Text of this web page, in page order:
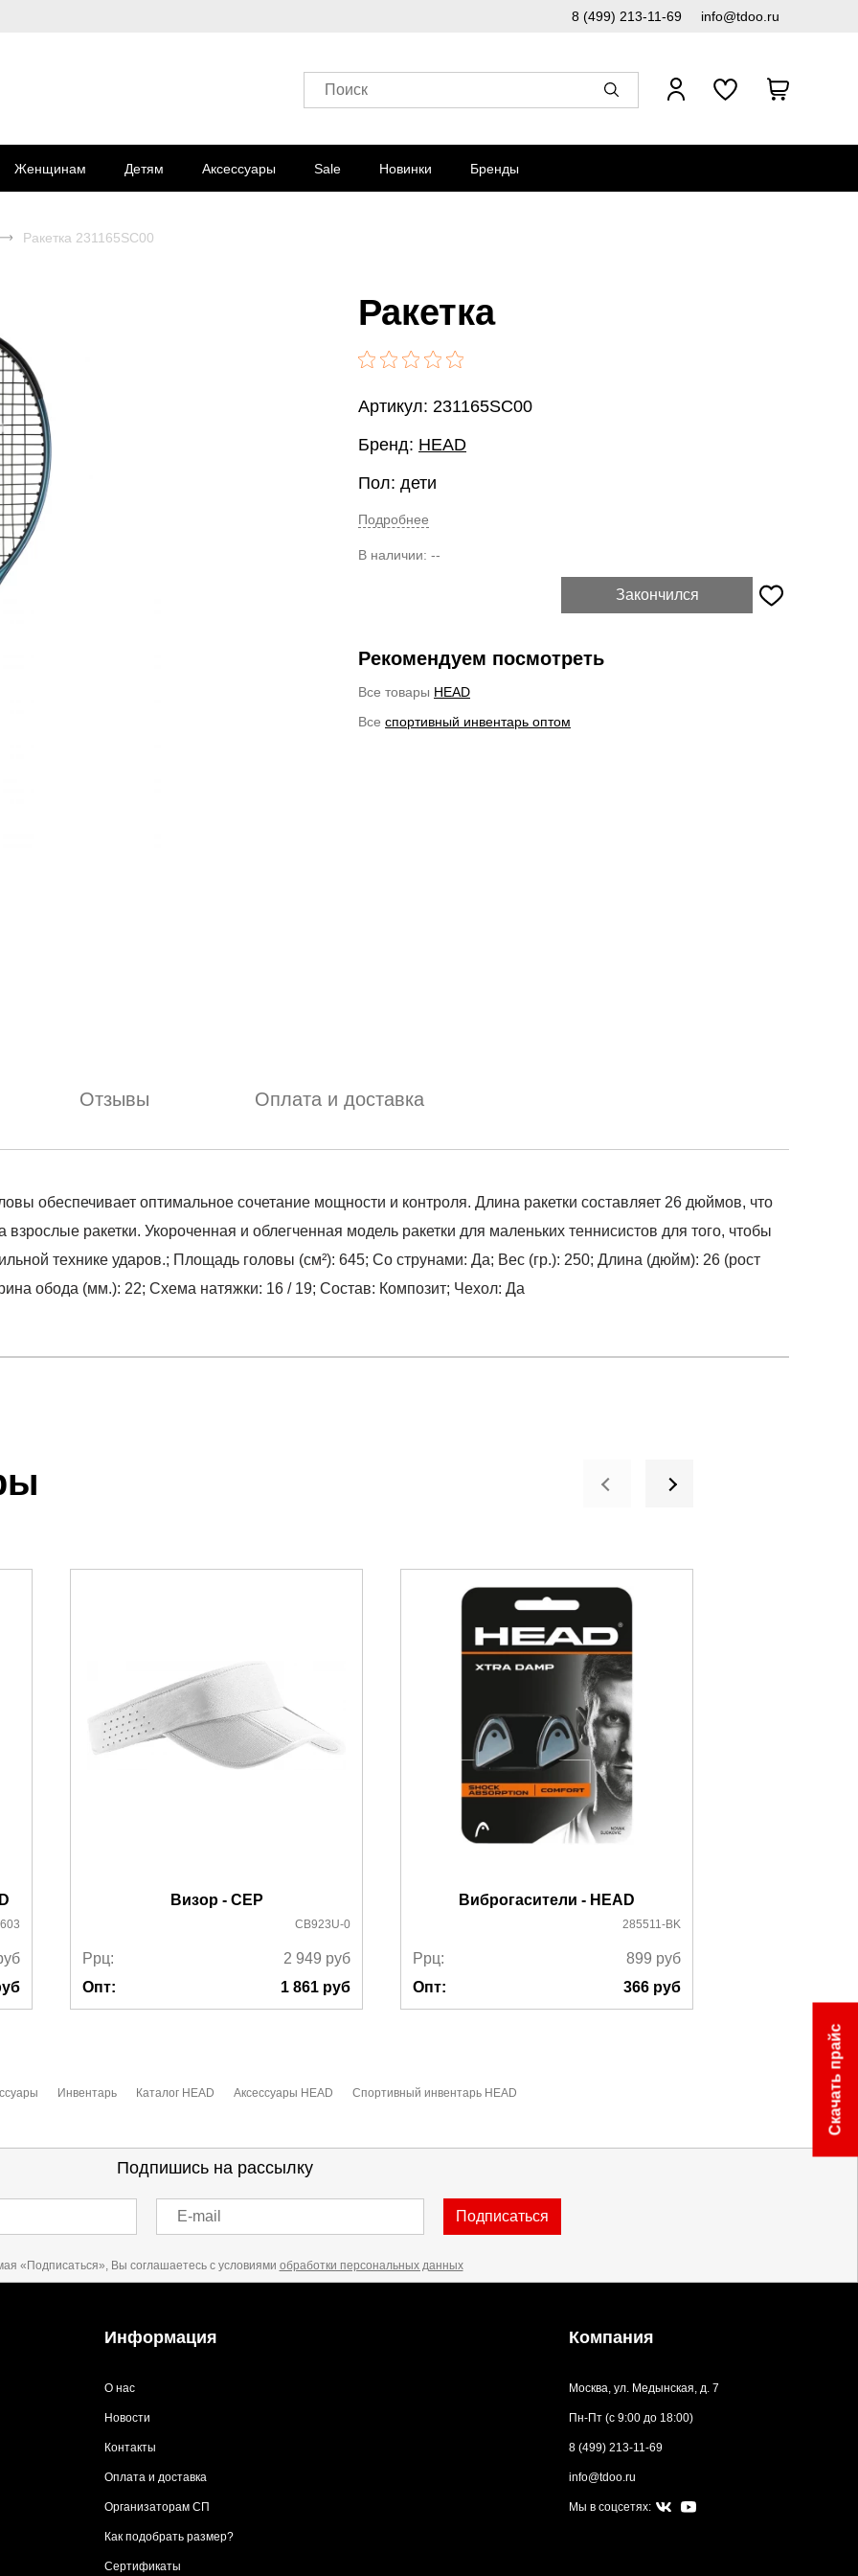
8 (499) 213-11-69 info@tdoo.ru
Поиск
Женщинам Детям Аксессуары Sale Новинки Бренды
Ракетка 231165SC00
Ракетка
Артикул: 231165SC00
Бренд: HEAD
Пол: дети
Подробнее
В наличии: --
Закончился
Рекомендуем посмотреть
Все товары HEAD
Все спортивный инвентарь оптом
Отзывы Оплата и доставка
обеспечивает оптимальное сочетание мощности и контроля. Длина ракетки составляет 26 дюймов, что
ракетки. Укороченная и облегченная модель ракетки для маленьких теннисистов для того, чтобы
технике ударов.; Площадь головы (см²): 645; Со струнами: Да; Вес (гр.): 250; Длина (дюйм): 26 (рост
обода (мм.): 22; Схема натяжки: 16 / 19; Состав: Композит; Чехол: Да
счета менеджером.
который высылает менеджер.
с Почтой Росии и СДЭК.
ознакомиться здесь
Визор - CEP
CB923U-0
Ррц: 2 949 руб
Опт:
1 861 руб
Виброгасители - HEAD
285511-BK
Ррц: 899 руб
Опт:
366 руб
Инвентарь Каталог HEAD Аксессуары HEAD Спортивный инвентарь HEAD
Подпишись на рассылку
E-mail Подписаться
«Подписаться», Вы соглашаетесь с условиями обработки персональных данных
Информация
О нас
Новости
Контакты
Оплата и доставка
Организаторам СП
Как подобрать размер?
Сертификаты
Компания
Москва, ул. Медынская, д. 7
Пн-Пт (с 9:00 до 18:00)
8 (499) 213-11-69
info@tdoo.ru
Мы в соцсетях:
Скачать прайс